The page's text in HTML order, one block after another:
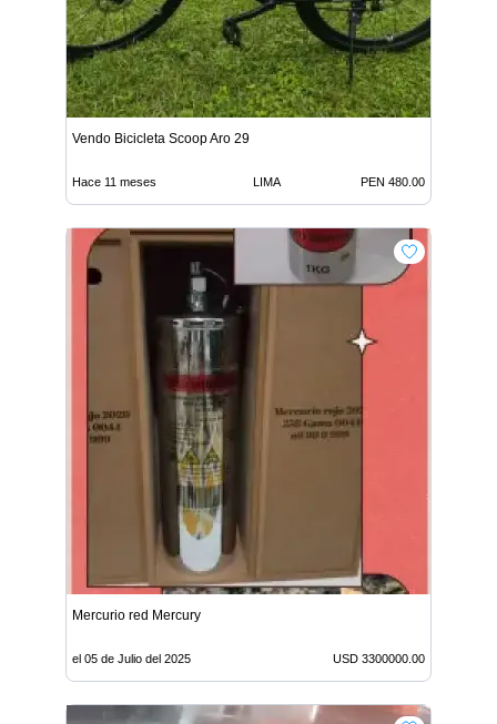
Vendo Bicicleta Scoop Aro 29
Hace 11 meses LIMA PEN 480.00
Mercurio red Mercury
el 05 de Julio del 2025 USD 3300000.00